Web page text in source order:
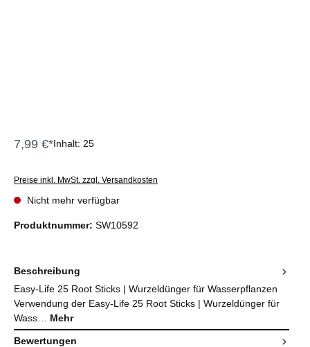
7,99 €*Inhalt: 25
Preise inkl. MwSt. zzgl. Versandkosten
Nicht mehr verfügbar
Produktnummer: SW10592
Beschreibung
Easy-Life 25 Root Sticks | Wurzeldünger für Wasserpflanzen
Verwendung der Easy-Life 25 Root Sticks | Wurzeldünger für
Wass… Mehr
Bewertungen